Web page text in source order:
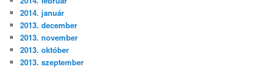
2014. január
2013. december
2013. november
2013. október
2013. szeptember